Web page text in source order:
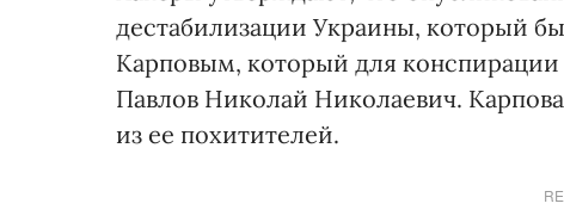
дестабилизации Украины, который
Карповым, который для
Павлов Николай Николаевич.
из ее похитителей.